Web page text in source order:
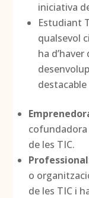
iniciativa
Estudiant
qualsevol
ha
destacable
cofundadora
de les TIC.
Professional
o
de les TIC i